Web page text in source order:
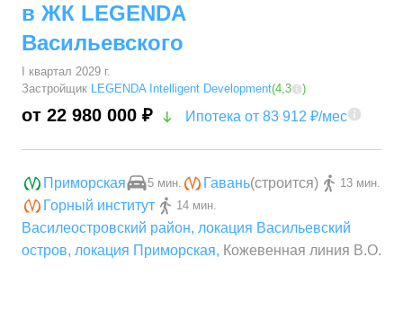
в ЖК LEGENDA
Васильевского
I квартал 2029 г.
Застройщик LEGENDA Intelligent Development(4,3 )
от 22 980 000 ₽ Ипотека от 83 912 ₽/мес
Приморская 5 мин. Гавань(строится) 13 мин.
Горный институт 14 мин.
Василеостровский район, локация Васильевский
остров, локация Приморская, Кожевенная линия В.О.